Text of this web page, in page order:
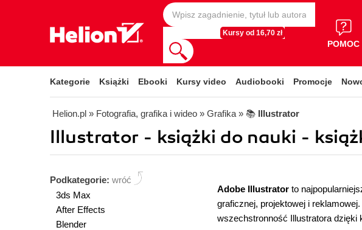
Kursy od 16,70 zł
POMOC
Kategorie Książki Ebooki Kursy video Audiobooki Promocje
Helion.pl » Fotografia, grafika i wideo » Grafika » 📚 Illustrator
Illustrator - książki do nauki -
Podkategorie: wróć
3ds Max
After Effects
Blender
Adobe Illustrator to
graficznej, projektowej i reklamowej.
wszechstronność Illustratora